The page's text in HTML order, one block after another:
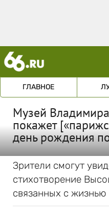
ГЛАВНОЕ
Музей
покажет
день рождения
Зрители смогут
стихотворение
связанных с жизнью